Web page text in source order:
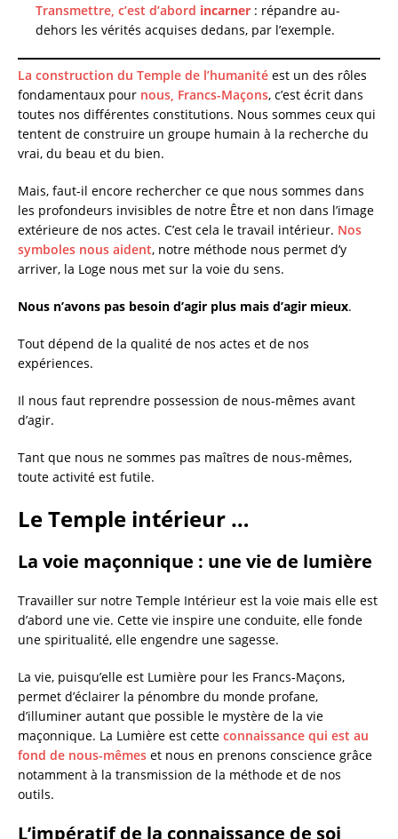
Transmettre, c’est d’abord incarner : répandre au-
dehors les vérités acquises dedans, par l’exemple.
La construction du Temple de l’humanité est un des rôles
fondamentaux pour nous, Francs-Maçons, c’est écrit dans
toutes nos différentes constitutions. Nous sommes ceux qui
tentent de construire un groupe humain à la recherche du
vrai, du beau et du bien.
Mais, faut-il encore rechercher ce que nous sommes dans
les profondeurs invisibles de notre Être et non dans l’image
extérieure de nos actes. C’est cela le travail intérieur. Nos
symboles nous aident, notre méthode nous permet d’y
arriver, la Loge nous met sur la voie du sens.
Nous n’avons pas besoin d’agir plus mais d’agir mieux.
Tout dépend de la qualité de nos actes et de nos
expériences.
Il nous faut reprendre possession de nous-mêmes avant
d’agir.
Tant que nous ne sommes pas maîtres de nous-mêmes,
toute activité est futile.
Le Temple intérieur …
La voie maçonnique : une vie de lumière
Travailler sur notre Temple Intérieur est la voie mais elle est
d’abord une vie. Cette vie inspire une conduite, elle fonde
une spiritualité, elle engendre une sagesse.
La vie, puisqu’elle est Lumière pour les Francs-Maçons,
permet d’éclairer la pénombre du monde profane,
d’illuminer autant que possible le mystère de la vie
maçonnique. La Lumière est cette connaissance qui est au
fond de nous-mêmes et nous en prenons conscience grâce
notamment à la transmission de la méthode et de nos
outils.
L’impératif de la connaissance de soi